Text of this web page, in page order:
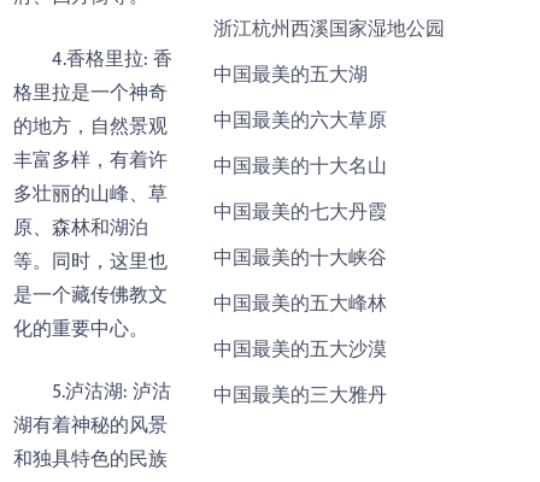
4.香格里拉: 香
格里拉是一个神奇
的地方，自然景观
丰富多样，有着许
多壮丽的山峰、草
原、森林和湖泊
等。同时，这里也
是一个藏传佛教文
化的重要中心。
5.泸沽湖: 泸沽
湖有着神秘的风景
和独具特色的民族
浙江杭州西溪国家湿地公园
中国最美的五大湖
中国最美的六大草原
中国最美的十大名山
中国最美的七大丹霞
中国最美的十大峡谷
中国最美的五大峰林
中国最美的五大沙漠
中国最美的三大雅丹